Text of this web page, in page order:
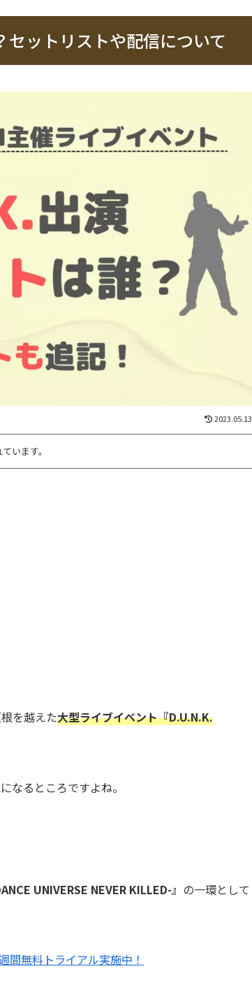
ットリストや配信について
2023.05.13
います。
を越えた大型ライブイベント『D.U.N.K.
なるところですよね。
UNIVERSE NEVER KILLED-』 の一環として
間無料トライアル実施中！